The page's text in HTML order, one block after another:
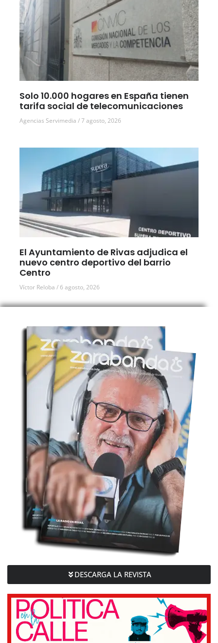
Solo 10.000 hogares en España tienen
tarifa social de telecomunicaciones
Agencias Servimedia 7 agosto, 2026
El Ayuntamiento de Rivas adjudica el
nuevo centro deportivo del barrio
Centro
Víctor Reloba 6 agosto, 2026
DESCARGA LA REVISTA